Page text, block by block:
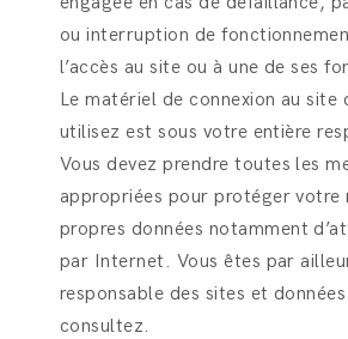
ou interruption de
l’accès au site ou à une de ses
Le matériel de connexion au site
utilisez est sous votre entière
Vous devez prendre toutes les
appropriées pour protéger votre
propres données notamment
par Internet. Vous êtes par
responsable des sites et
consultez.